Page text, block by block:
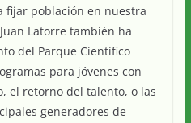
fijar población en nuestra
Latorre también ha
del Parque Científico
para jóvenes con
el retorno del talento, o las
generadores de